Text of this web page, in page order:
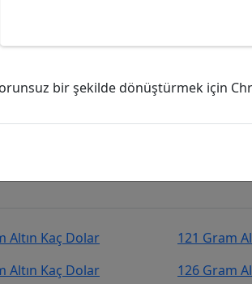
Dolar (USD)?
Dolar (USD)
kurcevir.net adresinden takip
Altın Kaç Dolar 121 Gram
Altın Kaç Dolar 126 Gram
sorunsuz bir şekilde dönüştürmek için